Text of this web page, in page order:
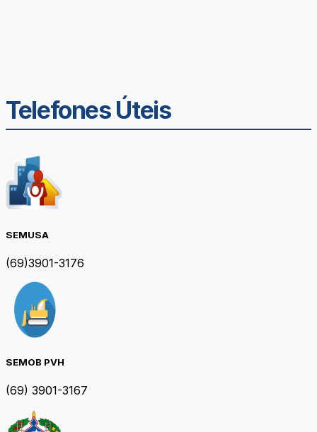
Telefones Úteis
SEMUSA
(69)3901-3176
SEMOB PVH
(69) 3901-3167